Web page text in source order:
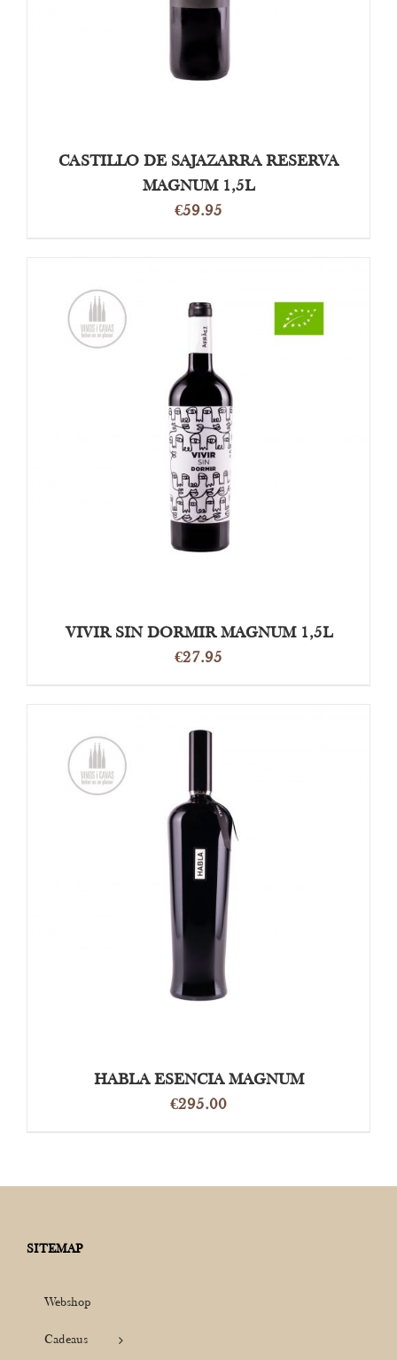
CASTILLO DE SAJAZARRA RESERVA
MAGNUM 1,5L
€59.95
OPTIES SELECTEREN /
VIVIR SIN DORMIR MAGNUM 1,5L
€27.95
OPTIES SELECTEREN
HABLA ESENCIA MAGNUM
€295.00
SITEMAP
Webshop
Cadeaus